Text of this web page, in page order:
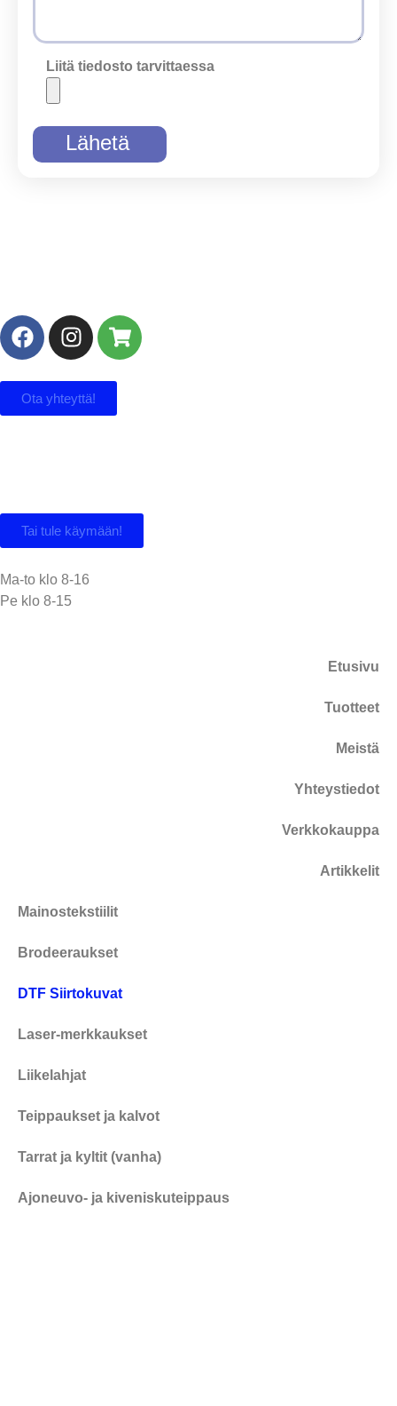
Liitä tiedosto tarvittaessa
Lähetä
Ota yhteyttä!
Tai tule käymään!
Ma-to klo 8-16
Pe klo 8-15
Etusivu
Tuotteet
Meistä
Yhteystiedot
Verkkokauppa
Artikkelit
Mainostekstiilit
Brodeeraukset
DTF Siirtokuvat
Laser-merkkaukset
Liikelahjat
Teippaukset ja kalvot
Tarrat ja kyltit (vanha)
Ajoneuvo- ja kiveniskuteippaus